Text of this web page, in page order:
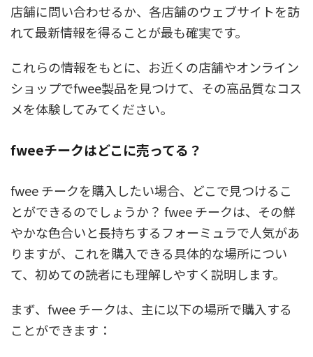
店舗に問い合わせるか、各店舗のウェブサイトを訪
れて最新情報を得ることが最も確実です。
これらの情報をもとに、お近くの店舗やオンライン
ショップでfwee製品を見つけて、その高品質なコス
メを体験してみてください。
fweeチークはどこに売ってる？
fwee チークを購入したい場合、どこで見つけるこ
とができるのでしょうか？ fwee チークは、その鮮
やかな色合いと長持ちするフォーミュラで人気があ
りますが、これを購入できる具体的な場所につい
て、初めての読者にも理解しやすく説明します。
まず、fwee チークは、主に以下の場所で購入する
ことができます：